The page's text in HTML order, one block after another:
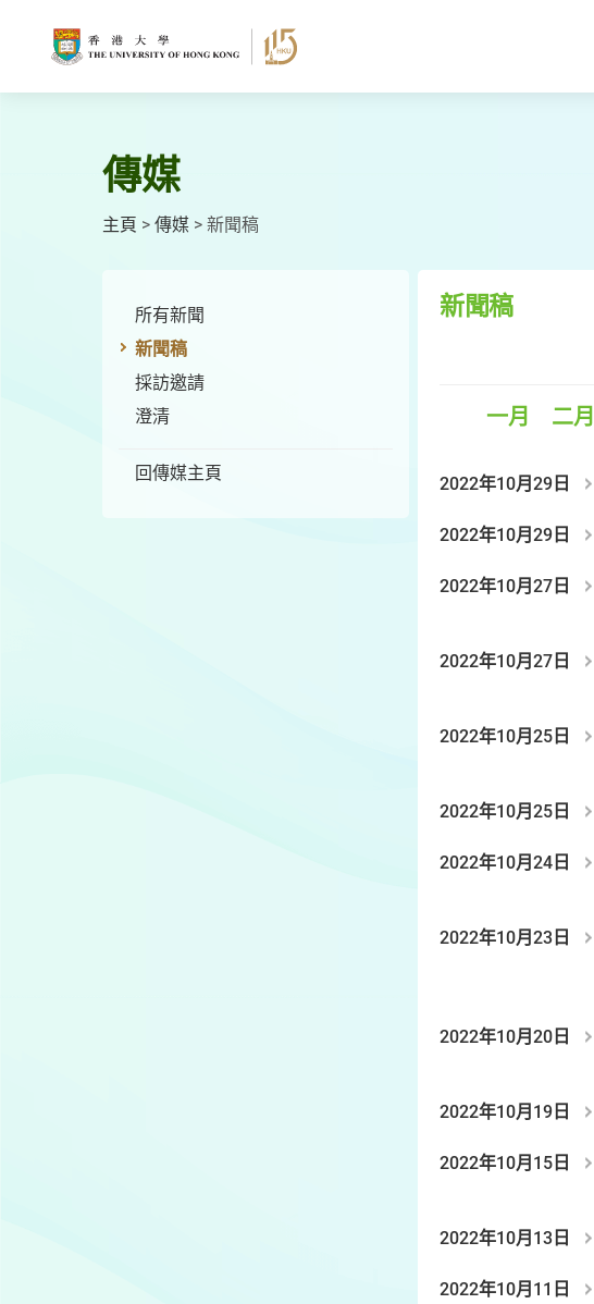
傳媒
主頁 > 傳媒 > 新聞稿
所有新聞
新聞稿
採訪邀請
澄清
回傳媒主頁
新聞稿
一月 二月
2022年10月29日
2022年10月29日
2022年10月27日
2022年10月27日
2022年10月25日
2022年10月25日
2022年10月24日
2022年10月23日
2022年10月20日
2022年10月19日
2022年10月15日
2022年10月13日
2022年10月11日